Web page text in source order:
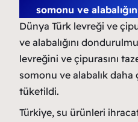
somonu ve
Dünya Türk levreği ve
ve alabalığını
levreğini ve çipurasını
somonu ve alabalık
tüketildi.
Türkiye, su ürünleri